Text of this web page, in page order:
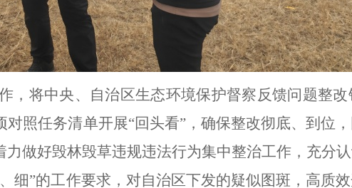
， 将中央、自治区生态环境保护督察反馈问题整
对照任务清单开展“回头看”， 确保整改彻底、到位，
力做好毁林毁草违规违法行为集中整治工作，充分
细”的工作要求，对自治区下发的疑似图斑，高质